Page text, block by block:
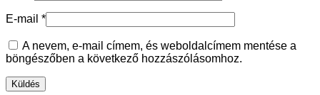
E-mail *
A nevem, e-mail címem, és weboldalcímem mentése a
böngészőben a következő hozzászólásomhoz.